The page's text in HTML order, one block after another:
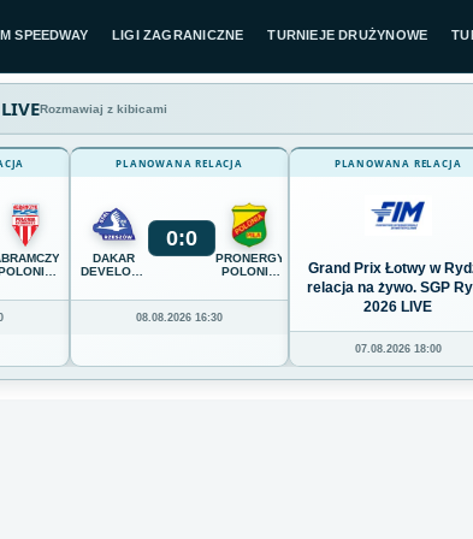
SPEEDWAY LIGI ZAGRANICZNE TURNIEJE DRUŻYNOWE
Rozmawiaj z kibicami
PLANOWANA RELACJA
DAKAR
DEVELOPMENT
RZESZÓW
0:0
PRONERGY
POLONIA
08.08.2026 16:30
PLANOWANA RELACJA
Grand Prix Łotwy w
relacja na żywo. SGP
2026 LIVE
07.08.2026 18:00